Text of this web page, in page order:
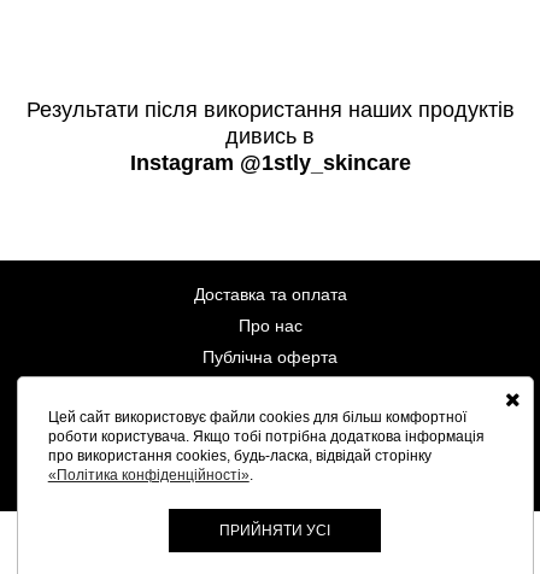
Результати після використання наших продуктів
дивись в
Instagram @1stly_skincare
Доставка та оплата
Про нас
Публічна оферта
Контакти
Цей сайт використовує файли cookies для більш комфортної
роботи користувача. Якщо тобі потрібна додаткова інформація
про використання cookies, будь-ласка, відвідай сторінку
«Політика конфіденційності».
ПРИЙНЯТИ УСІ